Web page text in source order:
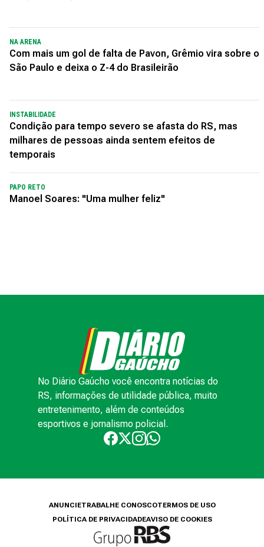
NA ARENA
Com mais um gol de falta de Pavon, Grêmio vira sobre o
São Paulo e deixa o Z-4 do Brasileirão
INSTABILIDADE
Condição para tempo severo se afasta do RS, mas
milhares de pessoas ainda sentem efeitos de
temporais
PAPO RETO
Manoel Soares: "Uma mulher feliz"
No Diário Gaúcho você encontra notícias do
RS, informações de utilidade pública, muito
entretenimento, além de conteúdos
esportivos e jornalismo policial.
ANUNCIETRABALHE CONOSCOTERMOS DE USO
POLÍTICA DE PRIVACIDADEAVISO DE COOKIES